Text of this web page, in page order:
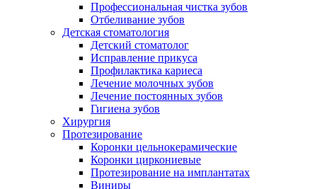
Профессиональная чистка зубов
Отбеливание зубов
Детская стоматология
Детский стоматолог
Исправление прикуса
Профилактика кариеса
Лечение молочных зубов
Лечение постоянных зубов
Гигиена зубов
Хирургия
Протезирование
Коронки цельнокерамические
Коронки циркониевые
Протезирование на имплантатах
Виниры